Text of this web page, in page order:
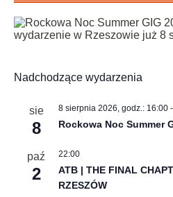
Nadchodzące wydarzenia
sie
8
8 sierpnia 2026, godz.: 16:00 -
Rockowa Noc Summer
paź
2
22:00
ATB | THE FINAL
RZESZÓW